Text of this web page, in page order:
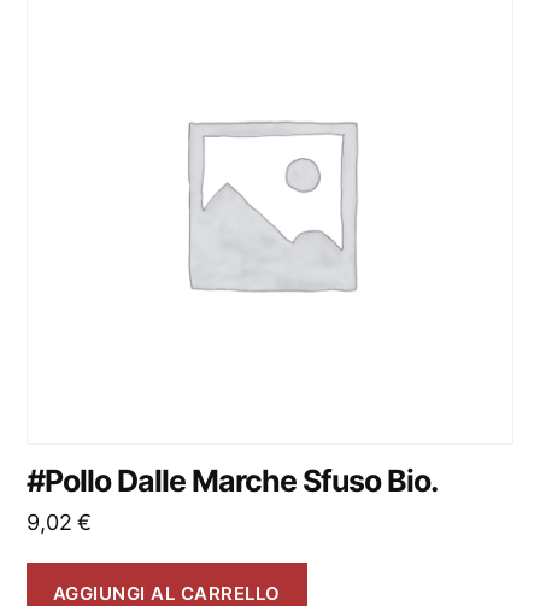
#Pollo Dalle Marche Sfuso Bio.
9,02€
AGGIUNGI AL CARRELLO